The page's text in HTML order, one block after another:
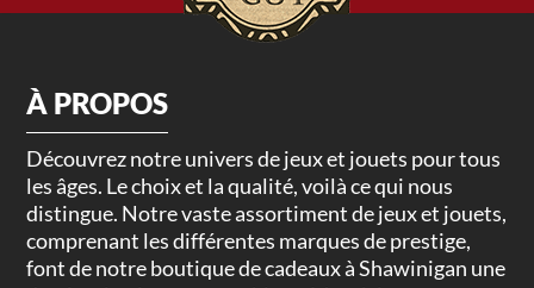
À PROPOS
Découvrez notre univers de jeux et jouets pour tous
les âges. Le choix et la qualité, voilà ce qui nous
distingue. Notre vaste assortiment de jeux et jouets,
comprenant les différentes marques de prestige,
font de notre boutique de cadeaux à Shawinigan une